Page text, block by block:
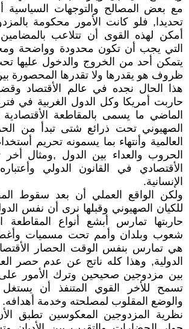
مع بعض المصالح والتوجهات السياسية
تحديدا, فلو كانت الأمور محكومة
أمكن لهذه القوى أن تتلاعب
التي يجب أن تكون محدودة وواضحة
يتمكن أحد من الخروج والدخول عليها
ظروف هو يقدرها ولا تقدرها المحصورة
هذا الحال نجده في عالم الأقتصاد
حاربت أمريكا وكل الدول الغربية في
الماضي ما يسمى بالمقاطعة الأقتصادية
الصهيوني تحت ذرائع شتى تبدأ من
العالمية وأنتهاء بما يسمونه تحريم
الحروب والعداء بين الدول ,ومثال أخر
الأقتصادي في القانون الدولي
الإنسانية.
ولكن الواقع العملي أن بعد سقوط
للكيان الصهيوني وقبلها نرى أن نفس
حاربتها تمارس أبشع أنواع المقاطعة
شعوب وبلدان وأمم تحت مسميات
هي تمارس بنفس الوقت الحصار
الدولية, وهذا كله ناتج عن عدم حصر
بين مزدوجين صحيحين وترك الأمور على
تسمح للأخر القوي المتنفذ أن يستغل
والوضع المقلوب لمصلحته وخدمة أهدافه.
نظرية المزدوجين المعكوسين تطبق